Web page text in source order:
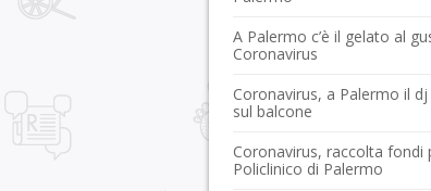
A Palermo c’è il gelato al
Coronavirus
Coronavirus, a Palermo il
sul balcone
Coronavirus, raccolta fondi
Policlinico di Palermo